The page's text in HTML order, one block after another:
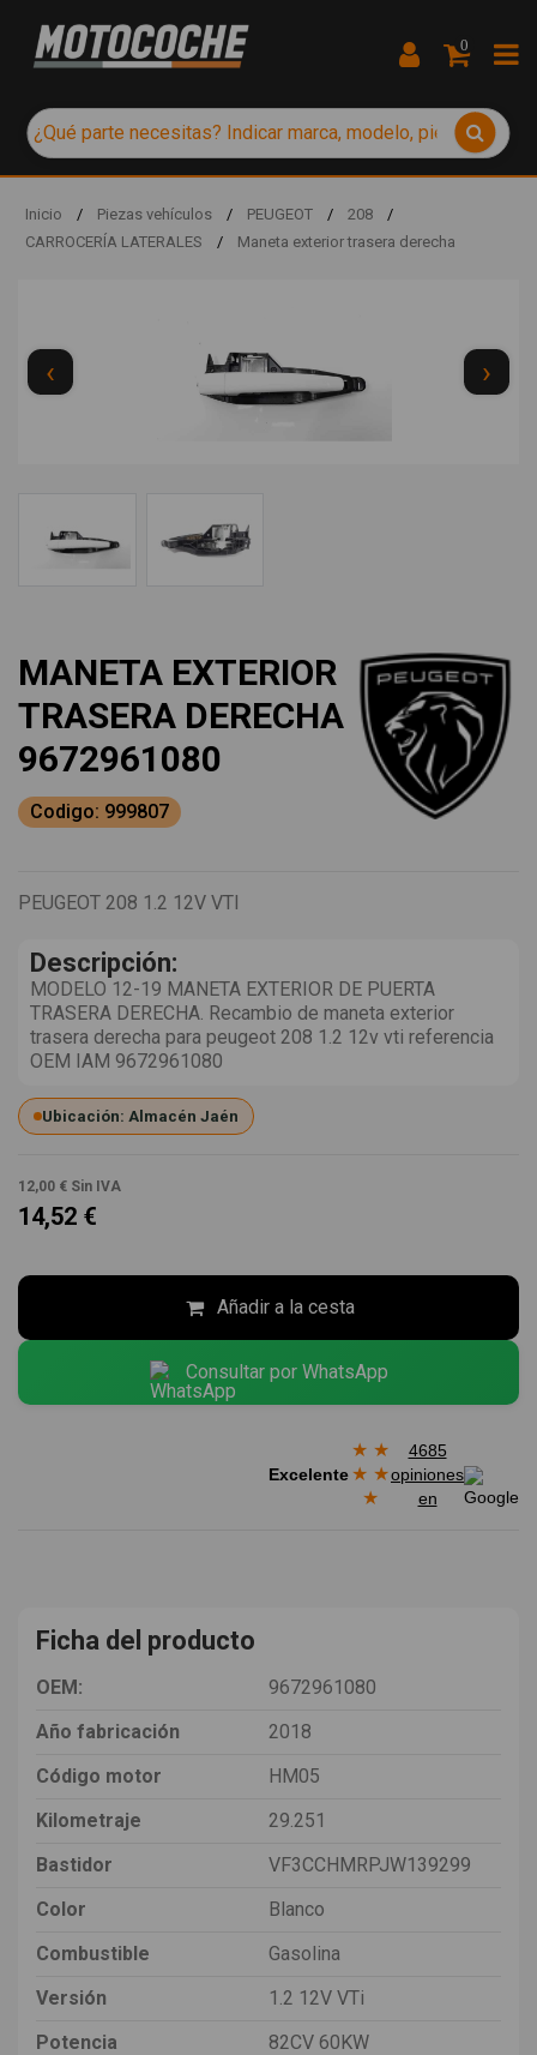
0
Inicio / Piezas vehículos / PEUGEOT / 208
/
CARROCERÍA LATERALES
/ Maneta exterior trasera derecha
‹ ›
MANETA EXTERIOR
TRASERA DERECHA
9672961080
Codigo: 999807
PEUGEOT 208 1.2 12V VTI
Descripción:
MODELO 12-19 MANETA EXTERIOR DE PUERTA
TRASERA DERECHA. Recambio de maneta exterior
trasera derecha para peugeot 208 1.2 12v vti referencia
OEM IAM 9672961080
Ubicación: Almacén Jaén
12,00 € Sin IVA
14,52 €
Añadir a la cesta
Consultar por WhatsApp
Excelente
★ ★
★ ★
★
4685
opiniones
en
Ficha del producto
OEM:
9672961080
Año fabricación
2018
Código motor
HM05
Kilometraje
29.251
Bastidor
VF3CCHMRPJW139299
Color
Blanco
Combustible
Gasolina
Versión
1.2 12V VTi
Potencia
82CV 60KW